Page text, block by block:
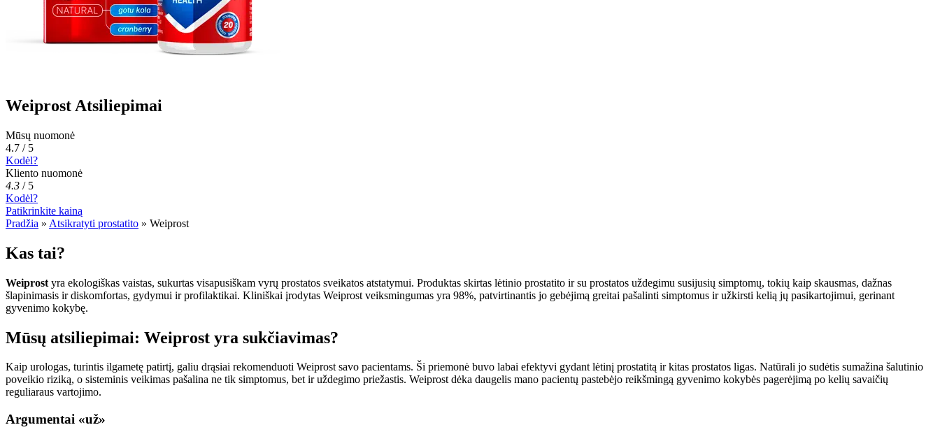
Weiprost Atsiliepimai
Mūsų nuomonė
4.7 / 5
Kodėl?
Kliento nuomonė
4.3 / 5
Kodėl?
Patikrinkite kainą
Pradžia » Atsikratyti prostatito » Weiprost
Kas tai?
Weiprost yra ekologiškas vaistas, sukurtas visapusiškam vyrų prostatos sveikatos atstatymui. Produktas skirtas lėtinio prostatito ir su prostatos uždegimu susijusių simptomų, tokių kaip skausmas, dažnas
šlapinimasis ir diskomfortas, gydymui ir profilaktikai. Kliniškai įrodytas Weiprost veiksmingumas yra 98%, patvirtinantis jo gebėjimą greitai pašalinti simptomus ir užkirsti kelią jų pasikartojimui, gerinant
gyvenimo kokybę.
Mūsų atsiliepimai: Weiprost yra sukčiavimas?
Kaip urologas, turintis ilgametę patirtį, galiu drąsiai rekomenduoti Weiprost savo pacientams. Ši priemonė buvo labai efektyvi gydant lėtinį prostatitą ir kitas prostatos ligas. Natūrali jo sudėtis sumažina šalutinio
poveikio riziką, o sisteminis veikimas pašalina ne tik simptomus, bet ir uždegimo priežastis. Weiprost dėka daugelis mano pacientų pastebėjo reikšmingą gyvenimo kokybės pagerėjimą po kelių savaičių
reguliaraus vartojimo.
Argumentai «už»